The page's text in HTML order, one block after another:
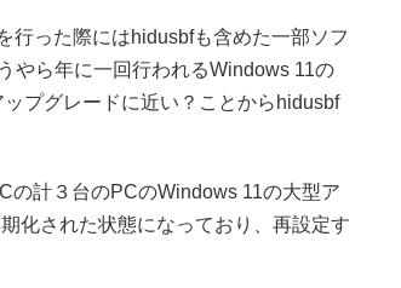
行った際にはhidusbfも含めた一部ソフ
やら年に一回行われるWindows 11の
プグレードに近い？ことからhidusbf
の計３台のPCのWindows 11の大型ア
化された状態になっており、再設定す